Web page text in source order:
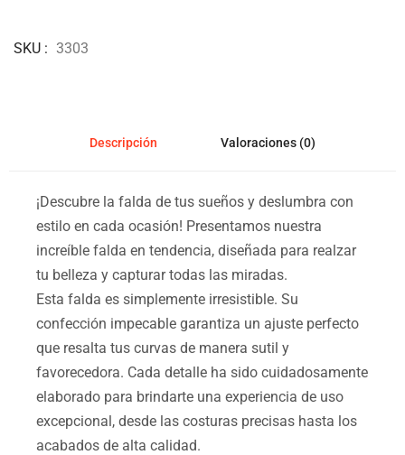
SKU 3303
Descripción Valoraciones (0)
¡Descubre la falda de tus sueños y deslumbra con
estilo en cada ocasión! Presentamos nuestra
increíble falda en tendencia, diseñada para realzar
tu belleza y capturar todas las miradas.
Esta falda es simplemente irresistible. Su
confección impecable garantiza un ajuste perfecto
que resalta tus curvas de manera sutil y
favorecedora. Cada detalle ha sido cuidadosamente
elaborado para brindarte una experiencia de uso
excepcional, desde las costuras precisas hasta los
acabados de alta calidad.